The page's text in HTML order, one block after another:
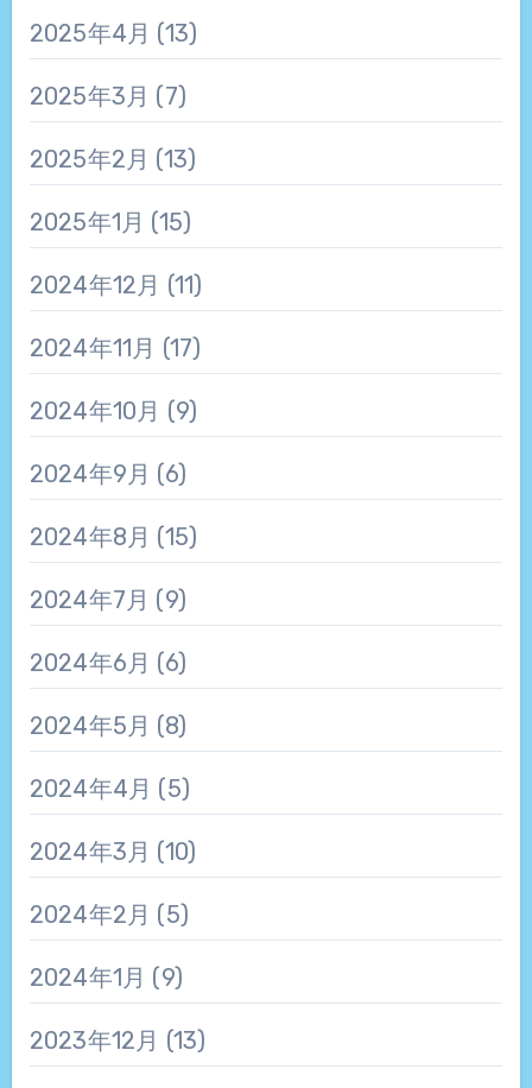
2025年4月 (13)
2025年3月 (7)
2025年2月 (13)
2025年1月 (15)
2024年12月 (11)
2024年11月 (17)
2024年10月 (9)
2024年9月 (6)
2024年8月 (15)
2024年7月 (9)
2024年6月 (6)
2024年5月 (8)
2024年4月 (5)
2024年3月 (10)
2024年2月 (5)
2024年1月 (9)
2023年12月 (13)